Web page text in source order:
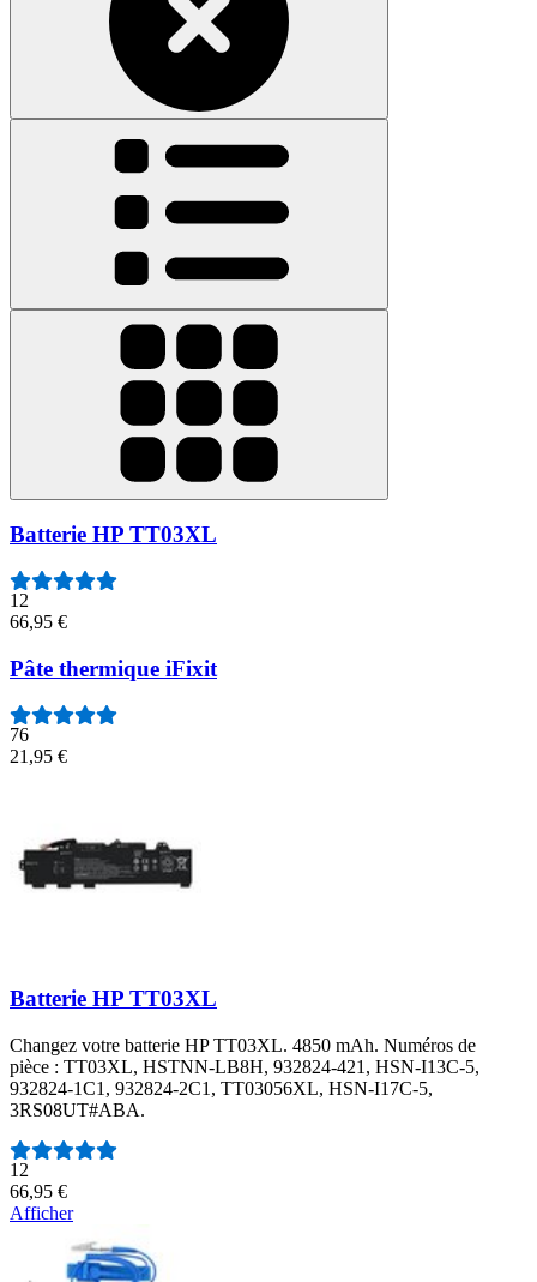
Batterie HP TT03XL
12
66,95 €
Pâte thermique iFixit
76
21,95 €
Batterie HP TT03XL
Changez votre batterie HP TT03XL. 4850 mAh. Numéros de
pièce : TT03XL, HSTNN-LB8H, 932824-421, HSN-I13C-5,
932824-1C1, 932824-2C1, TT03056XL, HSN-I17C-5,
3RS08UT#ABA.
Nombre d'avis :
12
66,95 €
Afficher